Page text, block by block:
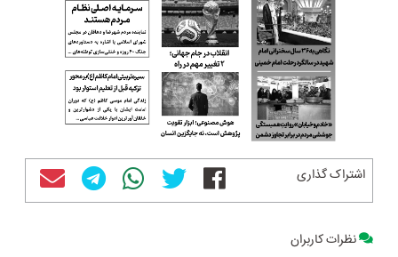
اشتراک گذاری
نظرات کاربران